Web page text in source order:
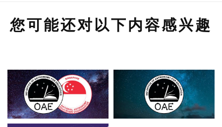
您可能还对以下内容感兴趣